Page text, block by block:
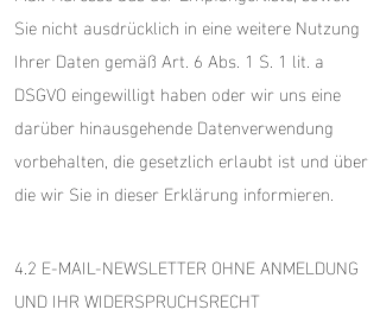
Sie nicht ausdrücklich in eine weitere Nutzung
Ihrer Daten gemäß Art. 6 Abs. 1 S. 1 lit. a
DSGVO eingewilligt haben oder wir uns eine
darüber hinausgehende Datenverwendung
vorbehalten, die gesetzlich erlaubt ist und über
die wir Sie in dieser Erklärung informieren.
4.2 E-MAIL-NEWSLETTER OHNE ANMELDUNG
UND IHR WIDERSPRUCHSRECHT